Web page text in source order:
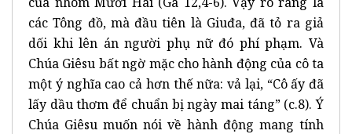
các Tông đồ, mà đầu tiên là Giuđa, đã tỏ ra giả
dối khi lên án người phụ nữ đó phí phạm. Và
Chúa Giêsu bất ngờ mặc cho hành động của cô ta
một ý nghĩa cao cả hơn thế nữa: vả lại, “Cô ấy đã
lấy dầu thơm để chuẩn bị ngày mai táng” (c.8). Ý
Chúa Giêsu muốn nói về hành động mang tính